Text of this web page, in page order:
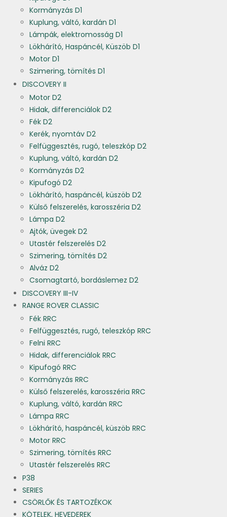
Kormányzás D1
Kuplung, váltó, kardán D1
Lámpák, elektromosság D1
Lökhárító, Haspáncél, Küszöb D1
Motor D1
Szimering, tömítés D1
DISCOVERY II
Motor D2
Hidak, differenciálok D2
Fék D2
Kerék, nyomtáv D2
Felfüggesztés, rugó, teleszkóp D2
Kuplung, váltó, kardán D2
Kormányzás D2
Kipufogó D2
Lökhárító, haspáncél, küszöb D2
Külső felszerelés, karosszéria D2
Lámpa D2
Ajtók, üvegek D2
Utastér felszerelés D2
Szimering, tömítés D2
Alváz D2
Csomagtartó, bordáslemez D2
DISCOVERY III-IV
RANGE ROVER CLASSIC
Fék RRC
Felfüggesztés, rugó, teleszkóp RRC
Felni RRC
Hidak, differenciálok RRC
Kipufogó RRC
Kormányzás RRC
Külső felszerelés, karosszéria RRC
Kuplung, váltó, kardán RRC
Lámpa RRC
Lökhárító, haspáncél, küszöb RRC
Motor RRC
Szimering, tömítés RRC
Utastér felszerelés RRC
P38
SERIES
CSÖRLŐK ÉS TARTOZÉKOK
KÖTELEK, HEVEDEREK